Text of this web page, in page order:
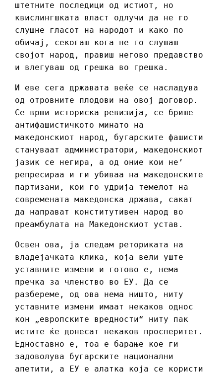
штетните последици од истиот, но
квислингшката власт одлучи да не го
слушне гласот на народот и како по
обичај, секогаш кога не го слушаш
својот народ, правиш негово предавство
и влегуваш од грешка во грешка.
И еве сега државата веќе се насладува
од отровните плодови на овој договор.
Се врши историска ревизија, се брише
антифашистичкото минато на
македонскиот народ, бугарските фашисти
стануваат администратори, македонскиот
јазик се негира, а од оние кои не’
репресираа и ги убиваа на македонските
партизани, кои го удрија темелот на
современата македонска држава, сакат
да направат конститутивен народ во
преамбулата на Македонскиот устав.
Освен ова, ја следам реториката на
владејачката клика, која вели уште
уставните измени и готово е, нема
пречка за членство во ЕУ. Да се
разбереме, од ова нема ништо, ниту
уставните измени имаат некаков однос
кон „европските вредности“ ниту пак
истите ќе донесат некаков просперитет.
Едноставно е, тоа е барање кое ги
задоволува бугарските национални
апетити, а ЕУ е алатка која се користи